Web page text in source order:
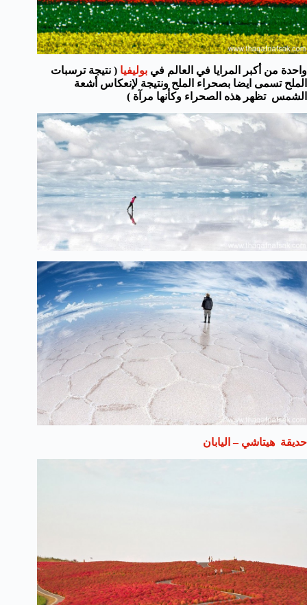
واحدة من أكبر المرايا في العالم في بوليفيا ( نتيجة ترسبات
الملح تسمى ايضا بصحراء الملح ونتيجة لإنعكاس أشعة
الشمس تظهر هذه الصحراء وكأنها مرآة )
حديقة هيتاشي – اليابان